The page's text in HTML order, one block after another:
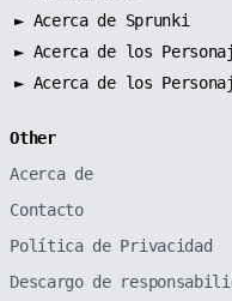
► Acerca de Sprunki
► Acerca de los
► Acerca de los
Other
Acerca de
Contacto
Política de Privacidad
Descargo de